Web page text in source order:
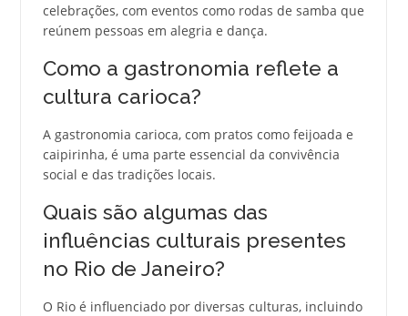
celebrações, com eventos como rodas de samba que
reúnem pessoas em alegria e dança.
Como a gastronomia reflete a
cultura carioca?
A gastronomia carioca, com pratos como feijoada e
caipirinha, é uma parte essencial da convivência
social e das tradições locais.
Quais são algumas das
influências culturais presentes
no Rio de Janeiro?
O Rio é influenciado por diversas culturas, incluindo